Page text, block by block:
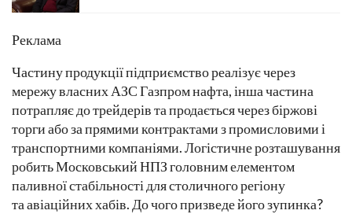
Реклама
Частину продукції підприємство реалізує через
мережу власних АЗС Газпром нафта, інша частина
потрапляє до трейдерів та продається через біржові
торги або за прямими контрактами з промисловими і
транспортними компаніями. Логістичне розташування
робить Московський НПЗ головним елементом
паливної стабільності для столичного регіону
та авіаційних хабів. До чого призведе його зупинка?